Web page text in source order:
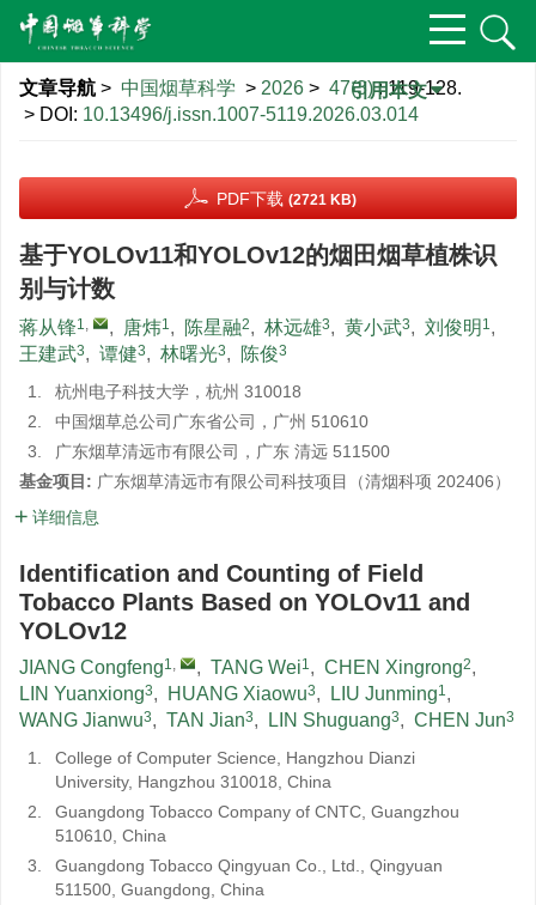
文章导航 > 中国烟草科学 > 2026 > 47(3): 119-128.
> DOI: 10.13496/j.issn.1007-5119.2026.03.014
引用本文
PDF下载 (2721 KB)
基于YOLOv11和YOLOv12的烟田烟草植株识
别与计数
蒋从锋1, , 唐炜1, 陈星融2, 林远雄3, 黄小武3, 刘俊明 1,
王建武3, 谭健3, 林曙光3, 陈俊3
1.
杭州电子科技大学，杭州 310018
2.
中国烟草总公司广东省公司，广州 510610
3.
广东烟草清远市有限公司，广东 清远 511500
基金项目: 广东烟草清远市有限公司科技项目（清烟科项 202406）
详细信息
Identification and Counting of Field
Tobacco Plants Based on YOLOv11 and
YOLOv12
JIANG Congfeng1, , TANG Wei1, CHEN Xingrong2,
LIN Yuanxiong3, HUANG Xiaowu3, LIU Junming1,
WANG Jianwu3, TAN Jian3, LIN Shuguang3, CHEN Jun3
1.
College of Computer Science, Hangzhou Dianzi
University, Hangzhou 310018, China
2.
Guangdong Tobacco Company of CNTC, Guangzhou
510610, China
3.
Guangdong Tobacco Qingyuan Co., Ltd., Qingyuan
511500, Guangdong, China